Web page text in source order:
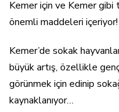
Kemer için ve Kemer
önemli maddeleri içeriyor!
Kemer’de sokak
büyük artış, özellikle
görünmek için edinip
kaynaklanıyor…